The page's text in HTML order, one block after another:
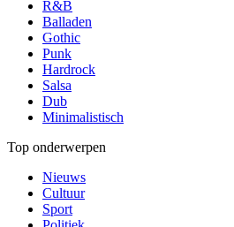
R&B
Balladen
Gothic
Punk
Hardrock
Salsa
Dub
Minimalistisch
Top onderwerpen
Nieuws
Cultuur
Sport